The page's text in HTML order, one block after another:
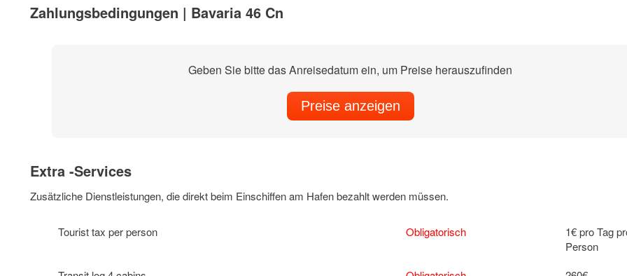
Zahlungsbedingungen | Bavaria 46 Cn
Geben Sie bitte das Anreisedatum ein, um Preise herauszufinden
Preise anzeigen
Extra -Services
Zusätzliche Dienstleistungen, die direkt beim Einschiffen am Hafen bezahlt werden müssen.
Tourist tax per person Obligatorisch
1€ pro Tag
Person